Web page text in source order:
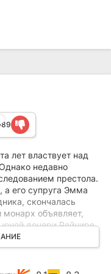
лет властвует над
недавно
престола.
а его супруга Эмма
скончалась
объявляет,
дочери Рейнире.
командующий
жестокость.
созданий, после